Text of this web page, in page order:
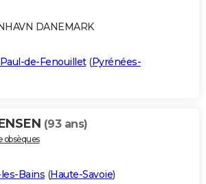
DANEMARK
de-Fenouillet(Pyrénées-
(93 ans)
obsèques
Bains (Haute-Savoie)